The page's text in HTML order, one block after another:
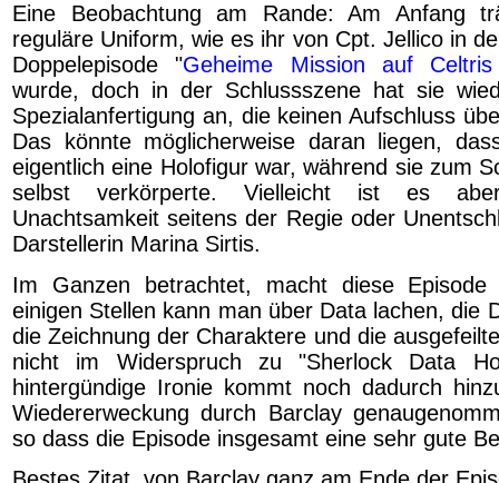
Eine Beobachtung am Rande: Am Anfang
reguläre Uniform, wie es ihr von Cpt. Jellico in
Doppelepisode "Geheime Mission auf
wurde, doch in der Schlussszene hat sie
Spezialanfertigung an, die keinen Aufschluss
Das könnte möglicherweise daran liegen,
eigentlich eine Holofigur war, während sie zum
selbst verkörperte. Vielleicht ist es
Unachtsamkeit seitens der Regie oder
Darstellerin Marina Sirtis.
Im Ganzen betrachtet, macht diese
einigen Stellen kann man über Data lachen, die
die Zeichnung der Charaktere und die
nicht im Widerspruch zu "Sherlock Data
hintergündige Ironie kommt noch dadurch
Wiedererweckung durch Barclay
so dass die Episode insgesamt eine sehr gute